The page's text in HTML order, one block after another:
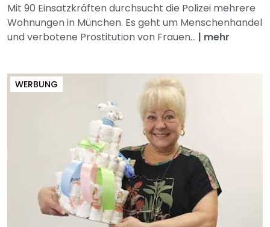
Mit 90 Einsatzkräften durchsucht die Polizei mehrere
Wohnungen in München. Es geht um Menschenhandel
und verbotene Prostitution von Frauen... | mehr
WERBUNG